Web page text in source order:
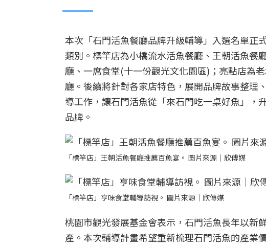
本次「石門活魚餐廳品牌升級輔導」入選名單正
類別。標竿店為小橋流水活魚餐廳、王朝活魚餐
廳、一席食堂(十一份觀光文化園區)；亮點店為
廳。後續將針對各家店特色，展開品牌故事整理
導工作，讓石門活魚從「來石門吃一桌好魚」，
品牌。
「標竿店」王朝活魚餐廳推薦百魚宴。 圖片來源｜欣傅媒
「標竿店」亨味食堂輔導訪視。 圖片來源｜欣傳媒
桃園市觀光發展基金會表示，石門活魚長年以新
產。本次輔導計畫希望重新梳理石門活魚的產業